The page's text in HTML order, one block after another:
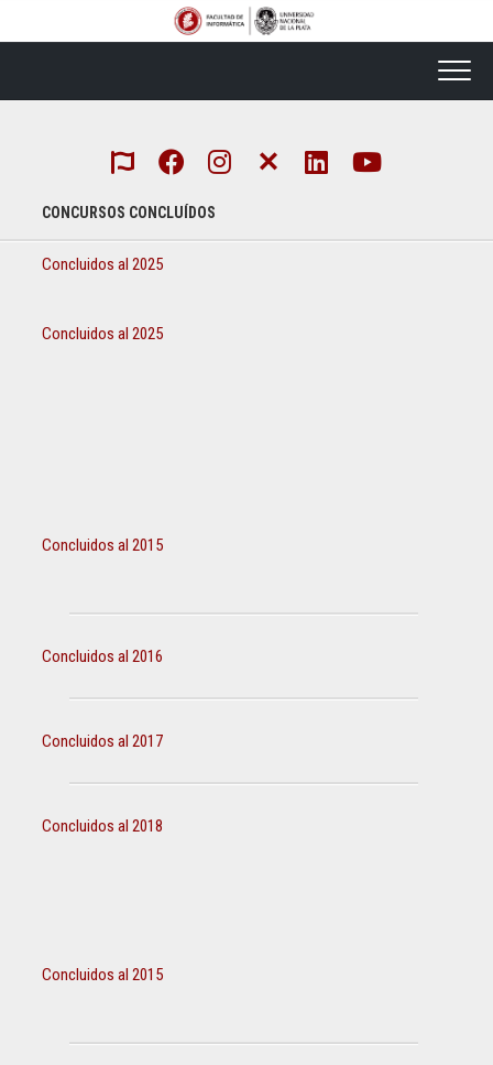
CONCURSOS CONCLUÍDOS
Concluidos al 2025
Concluidos al 2025
Concluidos al 2015
Concluidos al 2016
Concluidos al 2017
Concluidos al 2018
Concluidos al 2015